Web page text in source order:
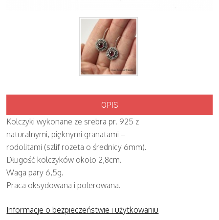
OPIS
Kolczyki wykonane ze srebra pr. 925 z
naturalnymi, pięknymi granatami –
rodolitami (szlif rozeta o średnicy 6mm).
Długość kolczyków około 2,8cm.
Waga pary 6,5g.
Praca oksydowana i polerowana.
Informacje o bezpieczeństwie i użytkowaniu